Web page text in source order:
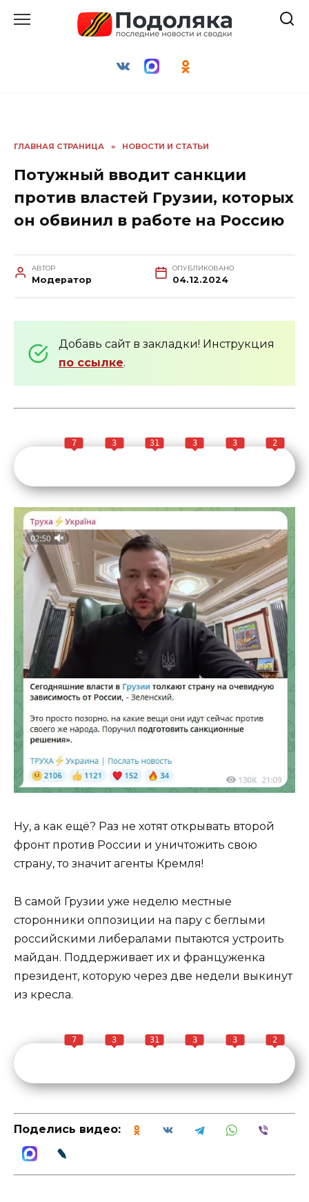
ГЛАВНАЯ СТРАНИЦА » НОВОСТИ И СТАТЬИ
Потужный вводит санкции
против властей Грузии, которых
он обвинил в работе на Россию
АВТОР
Модератор
ОПУБЛИКОВАНО
04.12.2024
Добавь сайт в закладки! Инструкция
по ссылке.
7 3 31 3 3 2
Ну, а как ещё? Раз не хотят открывать второй
фронт против России и уничтожить свою
страну, то значит агенты Кремля!
В самой Грузии уже неделю местные
сторонники оппозиции на пару с беглыми
российскими либералами пытаются устроить
майдан. Поддерживает их и француженка
президент, которую через две недели выкинут
из кресла.
7 3 31 3 3 2
Поделись видео: